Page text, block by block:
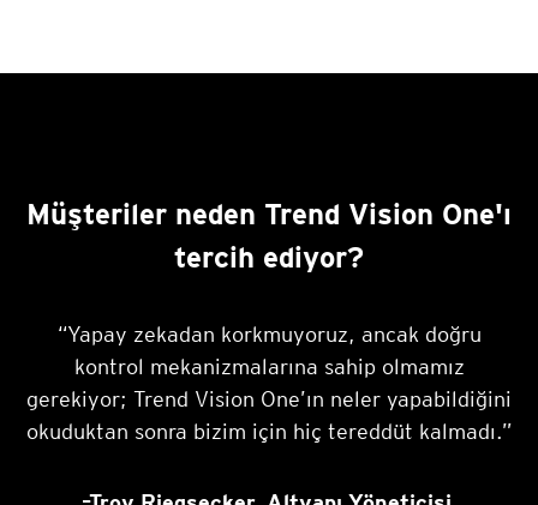
Müşteriler neden Trend Vision One'ı
tercih ediyor?
“Yapay zekadan korkmuyoruz, ancak doğru
kontrol mekanizmalarına sahip olmamız
gerekiyor; Trend Vision One’ın neler yapabildiğini
okuduktan sonra bizim için hiç tereddüt kalmadı.”